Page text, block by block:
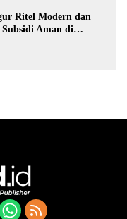
Ritel Modern dan
Subsidi Aman di